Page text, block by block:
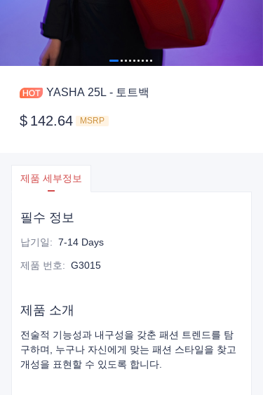
YASHA 25L - 토트백
$ 142.64 MSRP
제품 세부정보
필수 정보
납기일: 7-14 Days
제품 번호: G3015
제품 소개
전술적 기능성과 내구성을 갖춘 패션 트렌드를 탐
구하며, 누구나 자신에게 맞는 패션 스타일을 찾고
개성을 표현할 수 있도록 합니다.